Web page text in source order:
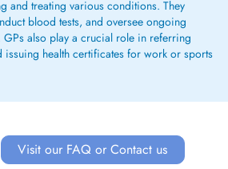
and treating various conditions. They
blood tests, and oversee ongoing
GPs also play a crucial role in referring
issuing health certificates for work or sports
Visit our FAQ or Contact us